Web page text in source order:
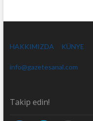
HAKKIMIZDA KÜNYE
info@gazetesanal.com
Takip edin!